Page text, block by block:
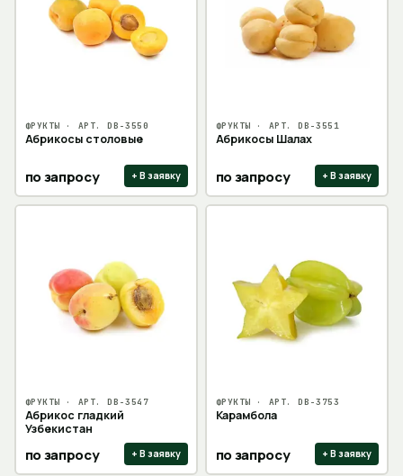
ФРУКТЫ · АРТ.DB-3550
Абрикосы столовые
по запросу + В заявку
ФРУКТЫ · АРТ.DB-3551
Абрикосы Шалах
по запросу + В заявку
ФРУКТЫ · АРТ.DB-3547
Абрикос гладкий
Узбекистан
по запросу + В заявку
ФРУКТЫ · АРТ.DB-3753
Карамбола
по запросу + В заявку